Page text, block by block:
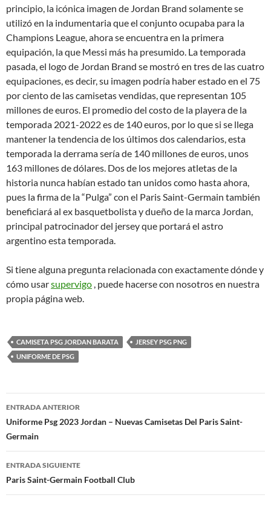
principio, la icónica imagen de Jordan Brand solamente se
utilizó en la indumentaria que el conjunto ocupaba para la
Champions League, ahora se encuentra en la primera
equipación, la que Messi más ha presumido. La temporada
pasada, el logo de Jordan Brand se mostró en tres de las cuatro
equipaciones, es decir, su imagen podría haber estado en el 75
por ciento de las camisetas vendidas, que representan 105
millones de euros. El promedio del costo de la playera de la
temporada 2021-2022 es de 140 euros, por lo que si se llega
mantener la tendencia de los últimos dos calendarios, esta
temporada la derrama sería de 140 millones de euros, unos
163 millones de dólares. Dos de los mejores atletas de la
historia nunca habían estado tan unidos como hasta ahora,
pues la firma de la “Pulga” con el Paris Saint-Germain también
beneficiará al ex basquetbolista y dueño de la marca Jordan,
principal patrocinador del jersey que portará el astro
argentino esta temporada.
Si tiene alguna pregunta relacionada con exactamente dónde y
cómo usarsupervigo , puede hacerse con nosotros en nuestra
propia página web.
CAMISETA PSG JORDAN BARATA
JERSEY PSG PNG
UNIFORME DE PSG
Navegación
de
entradas
ENTRADA ANTERIOR
Uniforme Psg 2023 Jordan – Nuevas Camisetas Del Paris Saint-
Germain
ENTRADA SIGUIENTE
Paris Saint-Germain Football Club